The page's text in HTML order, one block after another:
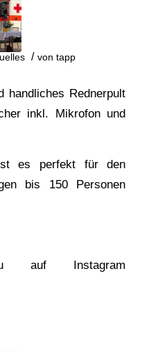
/ vontapp
handliches Rednerpult
inkl. Mikrofon und
es perfekt für den
bis 150 Personen
auf Instagram